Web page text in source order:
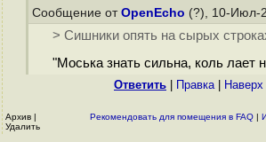
Сообщение от OpenEcho (?), 10-Июл-
> Cишники опять на сырых
"Моська знать сильна, коль лает
Ответить Правка| Наверх
Архив |
Удалить
Рекомендовать для помещения в FAQ |